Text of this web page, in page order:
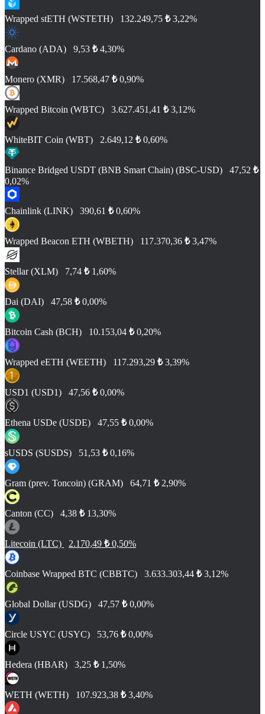
Wrapped stETH (WSTETH) 132.249,75 ₺ 3,22%
Cardano (ADA) 9,53 ₺ 4,30%
Monero (XMR) 17.568,47 ₺ 0,90%
Wrapped Bitcoin (WBTC) 3.627.451,41 ₺ 3,12%
WhiteBIT Coin (WBT) 2.649,12 ₺ 0,60%
Binance Bridged USDT (BNB Smart Chain) (BSC-USD) 47,52 ₺
0,02%
Chainlink (LINK) 390,61 ₺ 0,60%
Wrapped Beacon ETH (WBETH) 117.370,36 ₺ 3,47%
Stellar (XLM) 7,74 ₺ 1,60%
Dai (DAI) 47,58 ₺ 0,00%
Bitcoin Cash (BCH) 10.153,04 ₺ 0,20%
Wrapped eETH (WEETH) 117.293,29 ₺ 3,39%
USD1 (USD1) 47,56 ₺ 0,00%
Ethena USDe (USDE) 47,55 ₺ 0,00%
sUSDS (SUSDS) 51,53 ₺ 0,16%
Gram (prev. Toncoin) (GRAM) 64,71 ₺ 2,90%
Canton (CC) 4,38 ₺ 13,30%
Litecoin (LTC) 2.170,49 ₺ 0,50%
Coinbase Wrapped BTC (CBBTC) 3.633.303,44 ₺ 3,12%
Global Dollar (USDG) 47,57 ₺ 0,00%
Circle USYC (USYC) 53,76 ₺ 0,00%
Hedera (HBAR) 3,25 ₺ 1,50%
WETH (WETH) 107.923,38 ₺ 3,40%